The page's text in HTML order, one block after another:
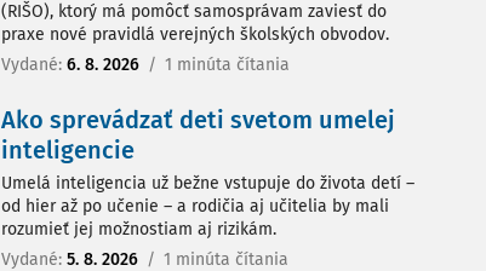
(RIŠO), ktorý má pomôcť samosprávam zaviesť do
praxe nové pravidlá verejných školských obvodov.
Vydané: 6. 8. 2026 / 1 minúta čítania
Ako sprevádzať deti svetom umelej
inteligencie
Umelá inteligencia už bežne vstupuje do života detí –
od hier až po učenie – a rodičia aj učitelia by mali
rozumieť jej možnostiam aj rizikám.
Vydané: 5. 8. 2026 / 1 minúta čítania